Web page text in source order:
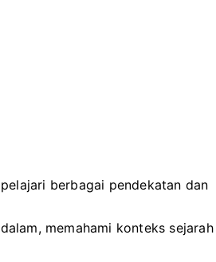
berbagai pendekatan dan
memahami konteks sejarah